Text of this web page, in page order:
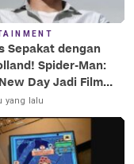
Sepakat dengan
Spider-Man:
Day Jadi Film
MCU
yang lalu